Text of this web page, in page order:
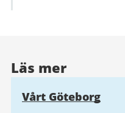
Läs mer
Vårt Göteborg